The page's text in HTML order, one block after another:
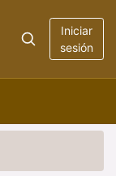
Iniciar
sesión